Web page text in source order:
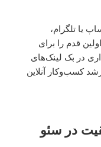
در واتساپ یا تلگرام،
قدم را برای
در بک لینک‌های
کسب‌وکار آنلاین
در سئو